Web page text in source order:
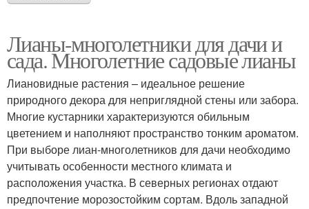
Лианы-многолетники для дачи и
сада. Многолетние садовые лианы
Лиановидные растения – идеальное решение
природного декора для неприглядной стены или забора.
Многие кустарники характеризуются обильным
цветением и наполняют пространство тонким ароматом.
При выборе лиан-многолетников для дачи необходимо
учитывать особенности местного климата и
расположения участка. В северных регионах отдают
предпочтение морозостойким сортам. Вдоль западной